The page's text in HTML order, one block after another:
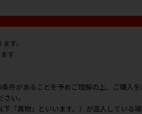
す。
す
があることを予めご理解の上、ご購入を
い。
「異物」といいます。）が混入している場